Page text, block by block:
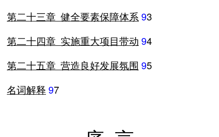
第二十三章 健全要素保障体系93
第二十四章 实施重大项目带动 94
第二十五章 营造良好发展氛围 95
名词解释 97